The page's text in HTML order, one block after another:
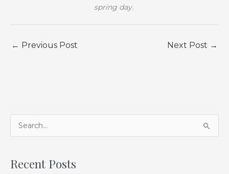
spring day.
← Previous Post Next Post →
rRecent Posts
r
h